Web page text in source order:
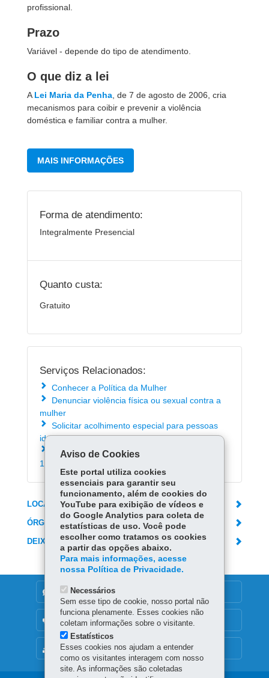
profissional.
Prazo
Variável - depende do tipo de atendimento.
O que diz a lei
A Lei Maria da Penha , de 7 de agosto de 2006, cria
mecanismos para coibir e prevenir a violência
doméstica e familiar contra a mulher.
MAIS INFORMAÇÕES
Forma de atendimento:
Integralmente Presencial
Quanto custa:
Gratuito
Serviços Relacionados:
Conhecer a Política da Mulher
Denunciar violência física ou sexual contra a
mulher
Solicitar acolhimento especial para pessoas
idosas ou com deficiência
Acionar o Disque Idoso Paraná - 0800-
1410001
LOCAIS DE ATENDIMENTO
ÓRGÃO RESPONSÁVEL
DEIXE SUA OPINIÃO
MAPA DO SITE
DENUNCIE CORRUPÇÃO
OUVIDORIA
Aviso de Cookies
Este portal utiliza cookies
essenciais para garantir seu
funcionamento, além de cookies do
YouTube para exibição de vídeos e
do Google Analytics para coleta de
estatísticas de uso. Você pode
escolher como tratamos os cookies
a partir das opções abaixo.
Para mais informações, acesse
nossa Política de Privacidade.
Necessários
Sem esse tipo de cookie, nosso portal não
funciona plenamente. Esses cookies não
coletam informações sobre o visitante.
Estatísticos
Esses cookies nos ajudam a entender
como os visitantes interagem com nosso
site. As informações são coletadas